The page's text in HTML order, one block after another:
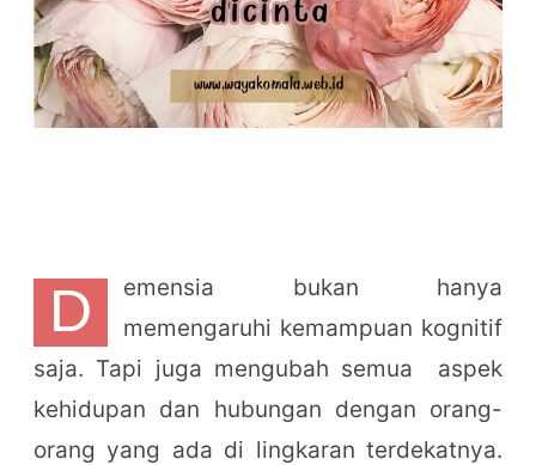
D
emensia bukan hanya
memengaruhi kemampuan kognitif
saja. Tapi juga mengubah semua aspek
kehidupan dan hubungan dengan orang-
orang yang ada di lingkaran terdekatnya.